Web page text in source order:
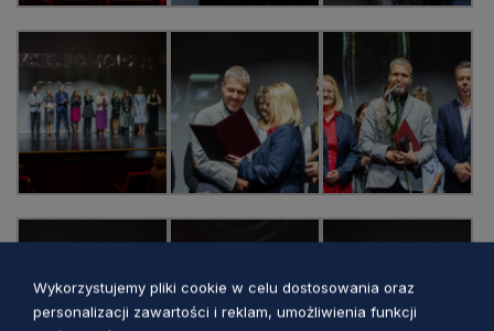
Wykorzystujemy pliki cookie w celu dostosowania oraz
personalizacji zawartości i reklam, umożliwienia funkcji